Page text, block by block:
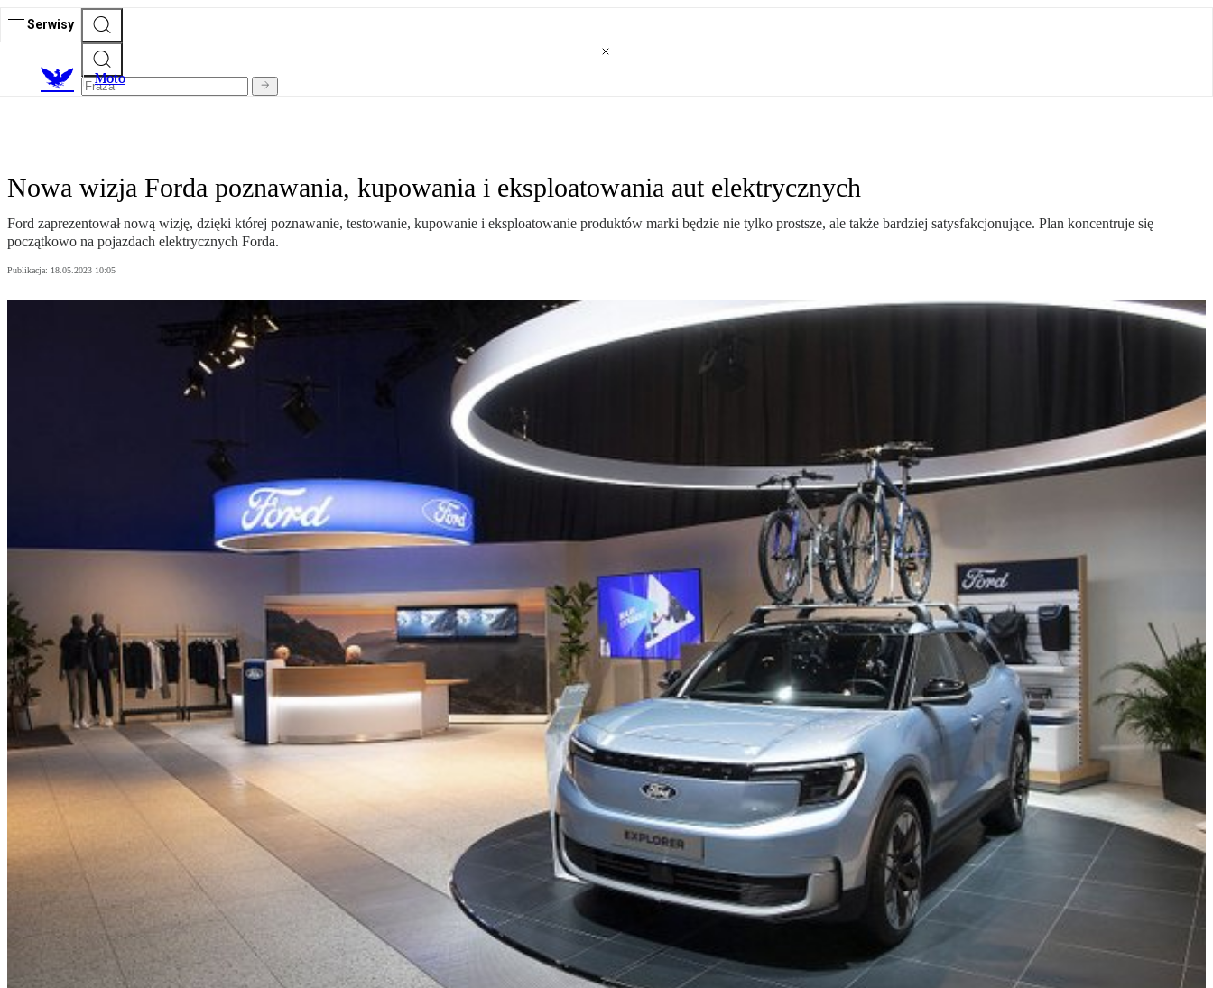
Serwisy
Moto
Nowa wizja Forda poznawania, kupowania i eksploatowania aut elektrycznych
Ford zaprezentował nową wizję, dzięki której poznawanie, testowanie, kupowanie i eksploatowanie produktów marki będzie nie tylko prostsze, ale także bardziej satysfakcjonujące. Plan koncentruje się
początkowo na pojazdach elektrycznych Forda.
Publikacja: 18.05.2023 10:05